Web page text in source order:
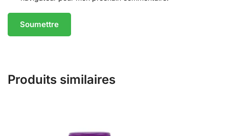
Produits similaires